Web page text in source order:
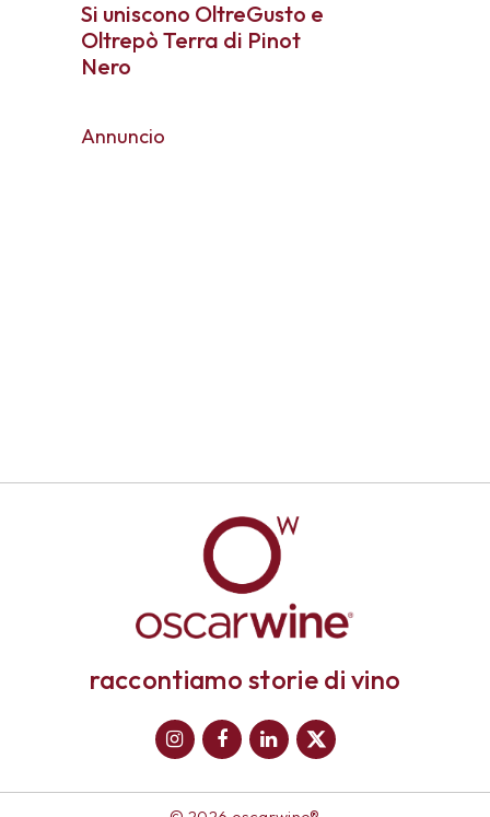
Si uniscono OltreGusto e
Oltrepò Terra di Pinot
Nero
Annuncio
raccontiamo storie di vino